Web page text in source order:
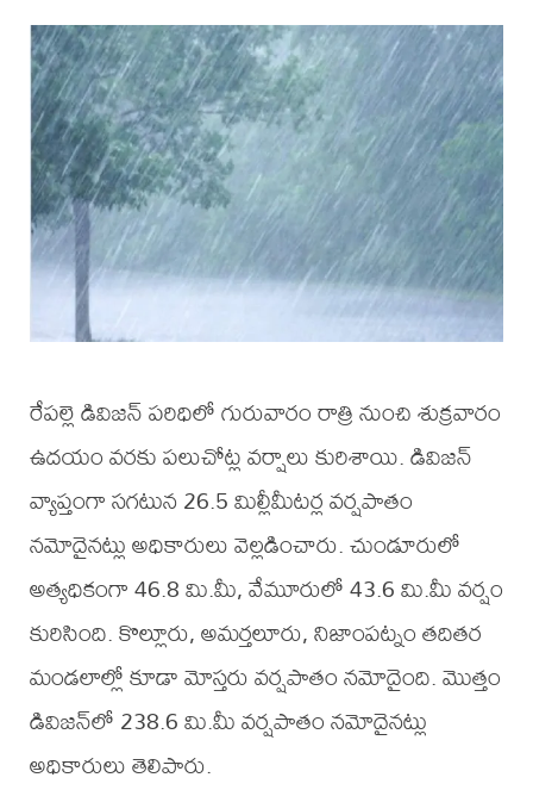
రేపల్లె డివిజన్ పరిధిలో గురువారం రాత్రి నుంచి శుక్రవారం
ఉదయం వరకు పలుచోట్ల వర్షాలు కురిశాయి. డివిజన్
వ్యాప్తంగా సగటున 26.5 మిల్లీమీటర్ల వర్షపాతం
నమోదైనట్లు అధికారులు వెల్లడించారు. చుండూరులో
అత్యధికంగా 46.8 మి.మీ, వేమూరులో 43.6 మి.మీ వర్షం
కురిసింది. కొల్లూరు, అమర్తలూరు, నిజాంపట్నం తదితర
మండలాల్లో కూడా మోస్తరు వర్షపాతం నమోదైంది. మొత్తం
డివిజన్‌లో 238.6 మి.మీ వర్షపాతం నమోదైనట్లు
అధికారులు తెలిపారు.